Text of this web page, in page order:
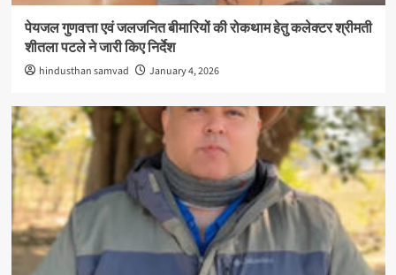
पेयजल गुणवत्ता एवं जलजनित बीमारियों की रोकथाम हेतु कलेक्टर श्रीमती
शीतला पटले ने जारी किए निर्देश
hindusthan samvad January 4, 2026